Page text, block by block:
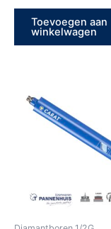
Toevoegen aan
winkelwagen